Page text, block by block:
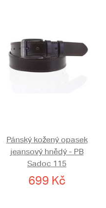
Pánský kožený opasek
jeansový hnědý - PB
Sadoc 115
699 Kč